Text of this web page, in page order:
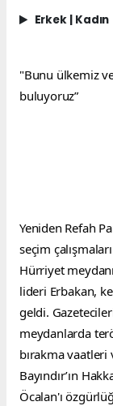
Erkek | Kadın
"Bunu ülkemiz
buluyoruz”
Yeniden Refah
seçim
Hürriyet
lideri Erbakan,
geldi.
meydanlarda
bırakma vaatleri
Bayındır’ın
Öcalan'ı